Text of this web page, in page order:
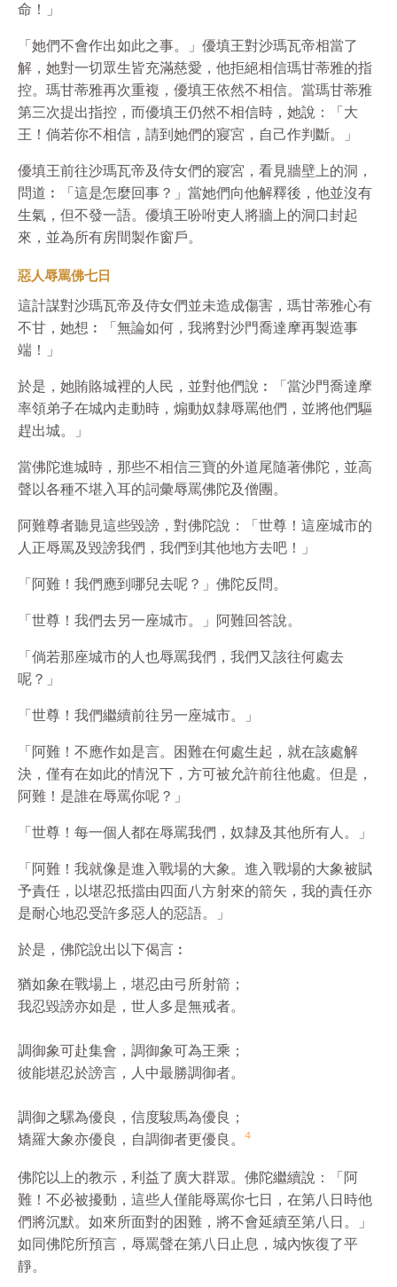
命！」
「她們不會作出如此之事。」優填王對沙瑪瓦帝相當了
解，她對一切眾生皆充滿慈愛，他拒絕相信瑪甘蒂雅的指
控。瑪甘蒂雅再次重複，優填王依然不相信。當瑪甘蒂雅
第三次提出指控，而優填王仍然不相信時，她說：「大
王！倘若你不相信，請到她們的寢宮，自己作判斷。」
優填王前往沙瑪瓦帝及侍女們的寢宮，看見牆壁上的洞，
問道︰「這是怎麼回事？」當她們向他解釋後，他並沒有
生氣，但不發一語。優填王吩咐吏人將牆上的洞口封起
來，並為所有房間製作窗戶。
惡人辱罵佛七日
這計謀對沙瑪瓦帝及侍女們並未造成傷害，瑪甘蒂雅心有
不甘，她想︰「無論如何，我將對沙門喬達摩再製造事
端！」
於是，她賄賂城裡的人民，並對他們說︰「當沙門喬達摩
率領弟子在城內走動時，煽動奴隸辱罵他們，並將他們驅
趕出城。」
當佛陀進城時，那些不相信三寶的外道尾隨著佛陀，並高
聲以各種不堪入耳的詞彙辱罵佛陀及僧團。
阿難尊者聽見這些毀謗，對佛陀說：「世尊！這座城市的
人正辱罵及毀謗我們，我們到其他地方去吧！」
「阿難！我們應到哪兒去呢？」佛陀反問。
「世尊！我們去另一座城市。」阿難回答說。
「倘若那座城市的人也辱罵我們，我們又該往何處去
呢？」
「世尊！我們繼續前往另一座城市。」
「阿難！不應作如是言。困難在何處生起，就在該處解
決，僅有在如此的情況下，方可被允許前往他處。但是，
阿難！是誰在辱罵你呢？」
「世尊！每一個人都在辱罵我們，奴隸及其他所有人。」
「阿難！我就像是進入戰場的大象。進入戰場的大象被賦
予責任，以堪忍抵擋由四面八方射來的箭矢，我的責任亦
是耐心地忍受許多惡人的惡語。」
於是，佛陀說出以下偈言︰
猶如象在戰場上，堪忍由弓所射箭；
我忍毀謗亦如是，世人多是無戒者。
調御象可赴集會，調御象可為王乘；
彼能堪忍於謗言，人中最勝調御者。
調御之騾為優良，信度駿馬為優良；
矯羅大象亦優良，自調御者更優良。
4
佛陀以上的教示，利益了廣大群眾。佛陀繼續說：「阿
難！不必被擾動，這些人僅能辱罵你七日，在第八日時他
們將沉默。如來所面對的困難，將不會延續至第八日。」
如同佛陀所預言，辱罵聲在第八日止息，城內恢復了平
靜。